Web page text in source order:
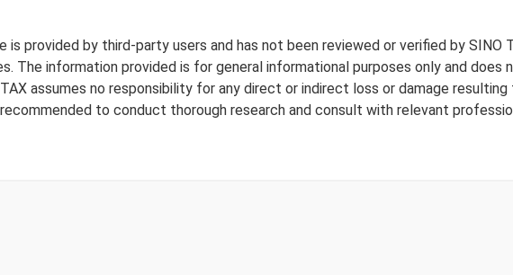
provided by third-party users and has not been reviewed or verified by SINO
The information provided is for general informational purposes only and
assumes no responsibility for any direct or indirect loss or damage
to conduct thorough research and consult with relevant